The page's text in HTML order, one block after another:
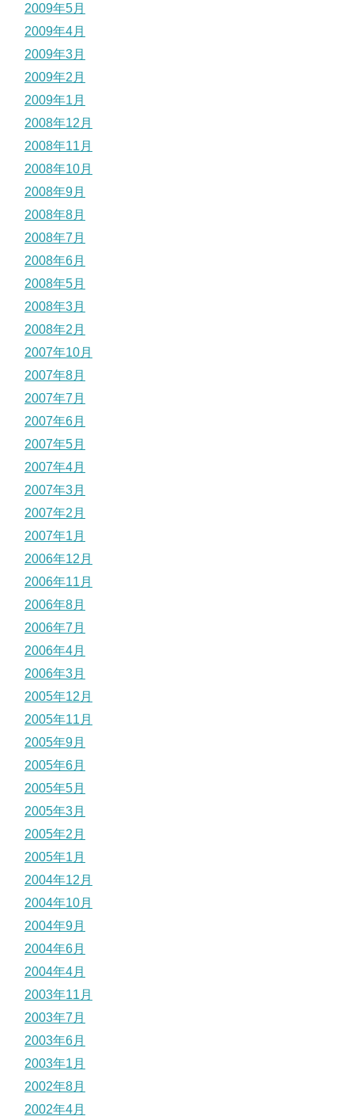
2009年5月
2009年4月
2009年3月
2009年2月
2009年1月
2008年12月
2008年11月
2008年10月
2008年9月
2008年8月
2008年7月
2008年6月
2008年5月
2008年3月
2008年2月
2007年10月
2007年8月
2007年7月
2007年6月
2007年5月
2007年4月
2007年3月
2007年2月
2007年1月
2006年12月
2006年11月
2006年8月
2006年7月
2006年4月
2006年3月
2005年12月
2005年11月
2005年9月
2005年6月
2005年5月
2005年3月
2005年2月
2005年1月
2004年12月
2004年10月
2004年9月
2004年6月
2004年4月
2003年11月
2003年7月
2003年6月
2003年1月
2002年8月
2002年4月